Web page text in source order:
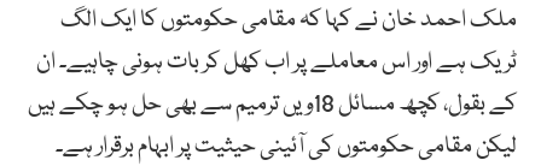
ملک احمد خان نے کہا کہ مقامی حکومتوں کا ایک الگ
ٹریک ہے اور اس معاملے پر اب کھل کر بات ہونی چاہیے۔ ان
کے بقول، کچھ مسائل 18ویں ترمیم سے بھی حل ہو چکے ہیں
لیکن مقامی حکومتوں کی آئینی حیثیت پر ابہام برقرار ہے۔